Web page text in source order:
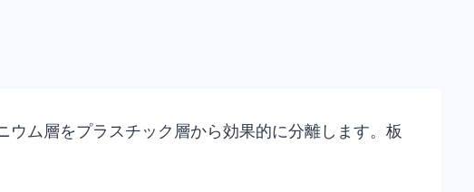
ム層をプラスチック層から効果的に分離します。板